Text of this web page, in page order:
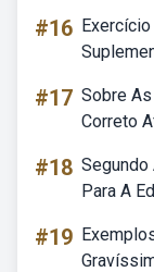
#16
#17 Sobre
Correto
#18
Para A
#19